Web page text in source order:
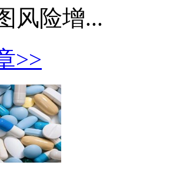
风险增...
>>